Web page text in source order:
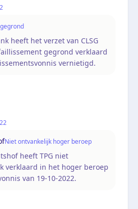
heeft het verzet van CLSG
gegrond verklaard
vernietigd.
Niet ontvankelijk hoger beroep
heeft TPG niet
verklaard in het hoger beroep
van 19-10-2022.